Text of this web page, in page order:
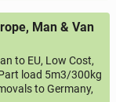
Man & Van
to EU, Low Cost,
load 5m3/300kg
to Germany,